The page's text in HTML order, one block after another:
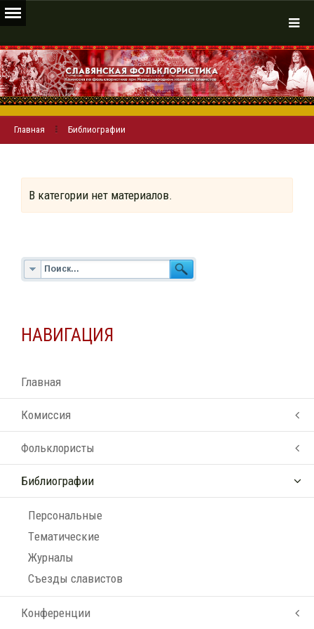
Главная Библиографии
В категории нет материалов.
НАВИГАЦИЯ
Главная
Комиссия
Фольклористы
Библиографии
Персональные
Tематические
Журналы
Съезды славистов
Конференции